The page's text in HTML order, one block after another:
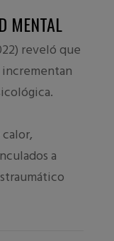
MENTAL
reveló que
incrementan
a